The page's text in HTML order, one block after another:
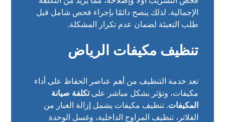
الإجمالية. لذلك ينصح دائمًا بإجراء فحص شامل قبل
طلب التعبئة لضمان عدم تكرار المشكلة.
تنظيف مكيفات الرياض
تعد خدمة التنظيف من أهم عناصر الحفاظ على أداء
مكيفات، وتؤثر بشكل مباشر علىتكلفة صيانة
المكيفات. تنظيف مكيفات يشمل إزالة الغبار من
الفلاتر، تنظيف المراوح الداخلية، وغسل الوحدة